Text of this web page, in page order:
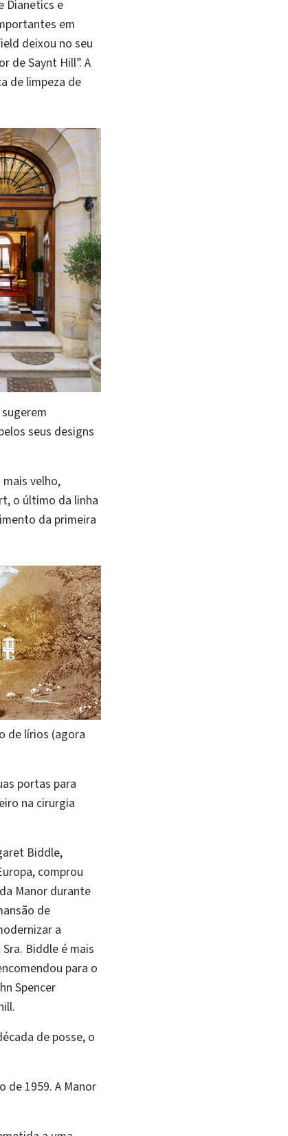
Dianetics e
em
deixou no seu
de Saynt Hill”. A
de limpeza de
seus designs
velho,
o último da linha
da primeira
de lírios (agora
portas para
na cirurgia
Biddle,
comprou
Manor durante
de
a
Biddle é mais
para o
Spencer
de posse, o
de 1959. A Manor